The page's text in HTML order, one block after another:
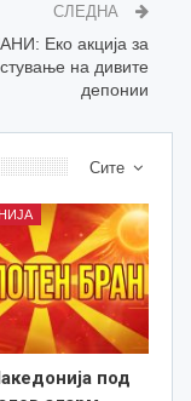
СЛЕДНА
Еко акција за
на дивите
депонии
Сите
под